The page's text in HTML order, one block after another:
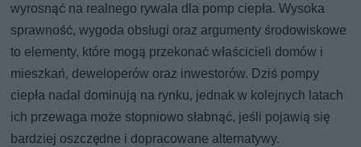
wyrosnąć na realnego rywala dla pomp ciepła. Wysoka
sprawność, wygoda obsługi oraz argumenty środowiskowe
to elementy, które mogą przekonać właścicieli domów i
mieszkań, deweloperów oraz inwestorów. Dziś pompy
ciepła nadal dominują na rynku, jednak w kolejnych latach
ich przewaga może stopniowo słabnąć, jeśli pojawią się
bardziej oszczędne i dopracowane alternatywy.